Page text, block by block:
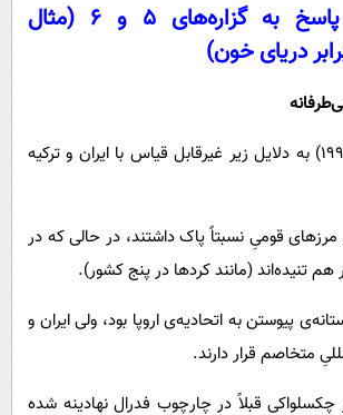
بخش پنجم. پاسخ به گزاره‌های ۵ و ۶ (مثال
دریای خون)
مثال چکسلواکی (۱۹۹۳) به دلایل زیر غیرقابل قیاس با ایران و ترکیه
قومیِ نسبتاً پاک داشتند، در حالی که در
هم تنیده‌اند (مانند کردها در پنج کشور).
پیوستن به اتحادیه‌ی اروپا بود، ولی ایران و
متخاصم قرار دارند.
قبلاً در چارچوب فدرال نهادینه شده